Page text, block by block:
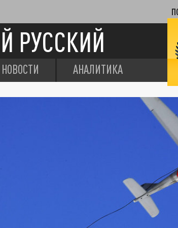
РУССКИЙ
НОВОСТИ АНАЛИТИКА